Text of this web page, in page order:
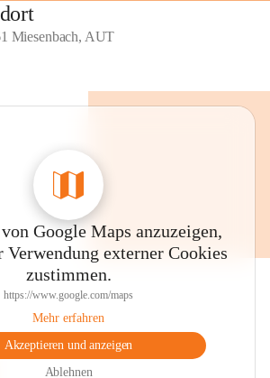
Miesenbach, AUT
Google Maps anzuzeigen,
Verwendung externer Cookies
zustimmen.
https://www.google.com/maps
Mehr erfahren
Akzeptieren und anzeigen
Ablehnen